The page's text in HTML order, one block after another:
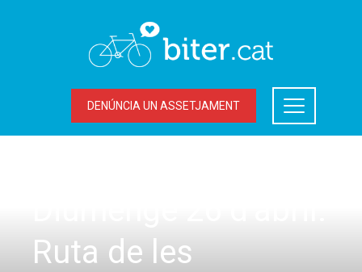
DENÚNCIA UN ASSETJAMENT
Ruta de les